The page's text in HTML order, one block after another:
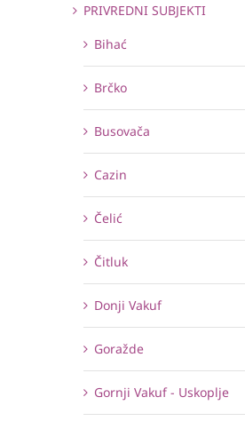
PRIVREDNI SUBJEKTI
Bihać
Brčko
Busovača
Cazin
Čelić
Čitluk
Donji Vakuf
Goražde
Gornji Vakuf - Uskoplje